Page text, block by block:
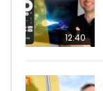
12:40